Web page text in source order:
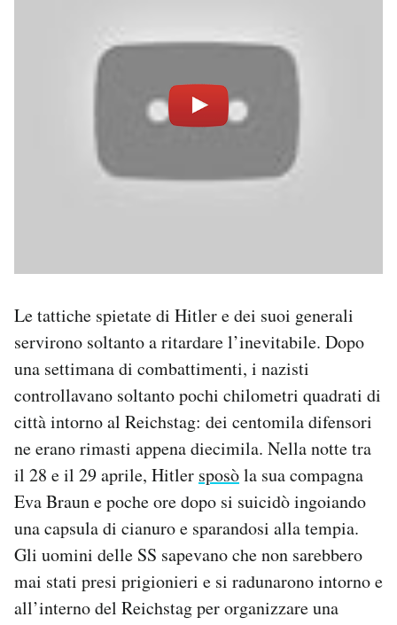
Le tattiche spietate di Hitler e dei suoi generali
servirono soltanto a ritardare l’inevitabile. Dopo
una settimana di combattimenti, i nazisti
controllavano soltanto pochi chilometri quadrati di
città intorno al Reichstag: dei centomila difensori
ne erano rimasti appena diecimila. Nella notte tra
il 28 e il 29 aprile, Hitler sposòla sua compagna
Eva Braun e poche ore dopo si suicidò ingoiando
una capsula di cianuro e sparandosi alla tempia.
Gli uomini delle SS sapevano che non sarebbero
mai stati presi prigionieri e si radunarono intorno e
all’interno del Reichstag per organizzare una